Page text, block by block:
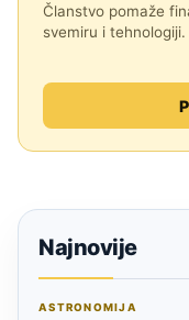
Članstvo pomaže
svemiru i tehnologiji.
Najnovije
ASTRONOMIJA